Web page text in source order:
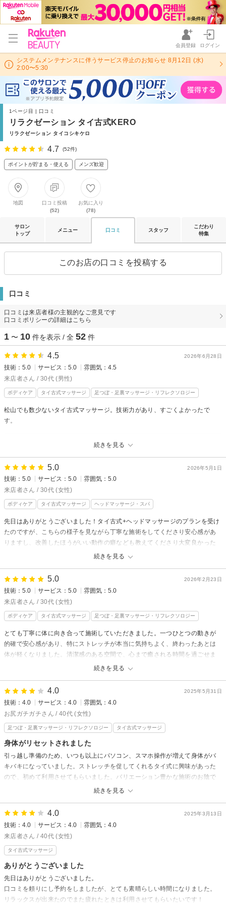
会員登録 ログイン
システムメンテナンスに伴うサービス停止のお知らせ 8月12日 (水)
2:00〜5:30
1ページ目 | 口コミ
リラクゼーション タイ古式KERO
リラクゼーション タイコシキケロ
4.7 (52件)
ポイントが貯まる・使える メンズ歓迎
地図
口コミ投稿
(52)
お気に入り
(78)
サロン
トップ
メニュー 口コミ スタッフ
こだわり
特集
このお店の口コミを投稿する
口コミ
口コミは来店者様の主観的なご意見です
口コミポリシーの詳細はこちら
1 〜 10 件を表示 / 全 52 件
2026年6月28日
4.5
技術：5.0 サービス：5.0
雰囲気：4.5
来店者さん / 30代 (男性)
ボディケア タイ古式マッサージ 足つぼ・足裏マッサージ・リフレクソロジー
続きを見る
松山でも数少ないタイ古式マッサージ。技術力があり、すごくよかったで
す。
リラクゼーション タイ古式KEROからの返信
松山でタイ古式マッサージをお探しの中、当店をお選びいただき、技術に
もご満足いただけて大変嬉しく思います。
肩こりや腰痛など、その日のお身体の状態に合わせてストレッチを取り入
れながら丁寧な施術を心がけています。またお疲れの際は、ぜひ心と体を
担当スタッフ:千紘
2026年5月1日
5.0
技術：5.0 サービス：5.0
雰囲気：5.0
来店者さん / 30代 (女性)
ボディケア タイ古式マッサージ ヘッドマッサージ・スパ
続きを見る
先日はありがとうございました！タイ古式+ヘッドマッサージのプランを受け
たのですが、こちらの様子を見ながら丁寧な施術をしてくださり安心感があ
りますし、改善したほうがいい動作の癖なども教えてくださり大変良かった
です。マッサージ自体も最高でした✨
リラクゼーション タイ古式KEROからの返信
先日はご来店いただき、そして嬉しいご感想をありがとうございます。
安心して施術を受けていただけたこと、とても嬉しく思います。
ので、そのように感じていただけて励みになります。
日常の動作の癖は、お身体の疲れや不調にもつながりやすいため、少し意
識するだけでも変化が出やすくなります。
無理のない範囲で続けてみてくださいね。
や気持ちまでスッキリしやすい人気のコースですので、またお疲れが溜ま
る前にぜひ整えにいらしてください。
またお会いできるのを心より楽しみにしております。
2026年2月23日
5.0
技術：5.0 サービス：5.0
雰囲気：5.0
来店者さん / 30代 (女性)
ボディケア タイ古式マッサージ 足つぼ・足裏マッサージ・リフレクソロジー
続きを見る
とても丁寧に体に向き合って施術していただきました。一つひとつの動きが
的確で安心感があり、特にストレッチが本当に気持ちよく、終わったあとは
体が軽くなりました。清潔感のある空間で、心まで癒される時間を過ごせま
した。ありがとうございます。またぜひお願いしたいです。
リラクゼーション タイ古式KEROからの返信
この度は嬉しいご感想をありがとうございます。
お身体を安心して預けていただけたこと、本当に嬉しく思います。
ストレッチの心地よさや、施術後の軽さを感じていただけたとのこと、と
ても励みになります。
その日の状態に合わせて整えていくことを大切にしておりますので、次回
もぜひお身体の変化を楽しみにいらしてください。
空間づくりも含め、心からリラックスしていただける時間をご用意してお
待ちしております。
またお会いできるのを楽しみにしております。
2025年5月31日
4.0
技術：4.0 サービス：4.0
雰囲気：4.0
お尻ガチガチさん / 40代 (女性)
足つぼ・足裏マッサージ・リフレクソロジー タイ古式マッサージ
身体がリセットされました
続きを見る
引っ越し準備のため、いつも以上にパソコン、スマホ操作が増えて身体がバ
キバキになっていました。ストレッチを促してくれるタイ式に興味があった
ので、初めて利用させてもらいました。バリエーション豊かな施術のお陰で
スッキリです。特に凝り固まってる部位も教えてくれて、ありがたかったで
すすめです。
リラクゼーション タイ古式KEROからの返信
ご来店有難うございました。引っ越しは無事に済みましたでしょうか？
定期的なケアでより過ごしやすいお体に変化することができます。
お疲れを感じた時は、またご来店くださいね。
楽しみにお待ちしています。
担当スタッフ：千紘
2025年3月13日
4.0
技術：4.0 サービス：4.0
雰囲気：4.0
来店者さん / 40代 (女性)
タイ古式マッサージ
ありがとうございました
先日はありがとうございました。
口コミを頼りにし予約をしましたが、とても素晴らしい時間になりました。
リラックスが出来たのでまた疲れたときは利用させてもらいたいです！